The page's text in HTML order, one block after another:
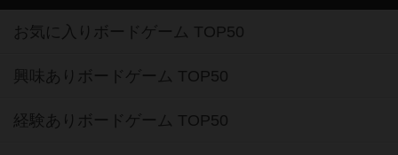
お気に入りボードゲーム TOP50
興味ありボードゲーム TOP50
経験ありボードゲーム TOP50